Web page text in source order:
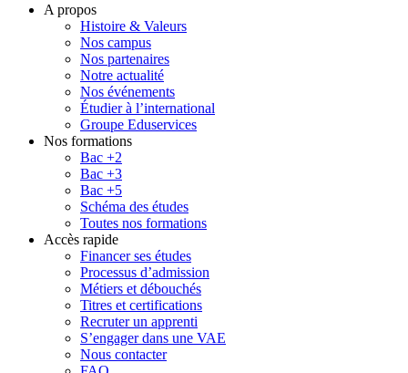
A propos
Histoire & Valeurs
Nos campus
Nos partenaires
Notre actualité
Nos événements
Étudier à l’international
Groupe Eduservices
Nos formations
Bac +2
Bac +3
Bac +5
Schéma des études
Toutes nos formations
Accès rapide
Financer ses études
Processus d’admission
Métiers et débouchés
Titres et certifications
Recruter un apprenti
S’engager dans une VAE
Nous contacter